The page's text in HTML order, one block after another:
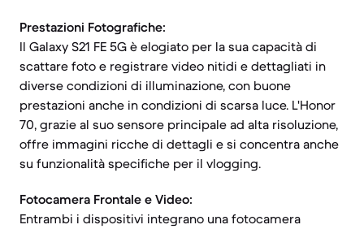
Prestazioni Fotografiche:
Il Galaxy S21 FE 5G è elogiato per la sua capacità di
scattare foto e registrare video nitidi e dettagliati in
diverse condizioni di illuminazione, con buone
prestazioni anche in condizioni di scarsa luce. L'Honor
70, grazie al suo sensore principale ad alta risoluzione,
offre immagini ricche di dettagli e si concentra anche
su funzionalità specifiche per il vlogging.
Fotocamera Frontale e Video:
Entrambi i dispositivi integrano una fotocamera